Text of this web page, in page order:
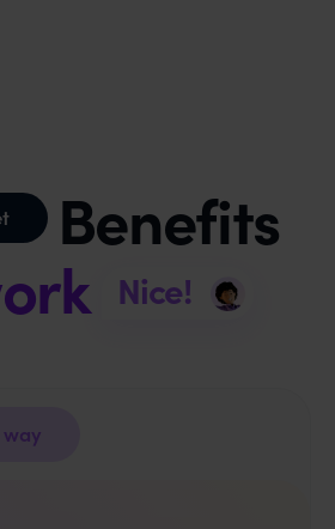
Benefits
Nice!